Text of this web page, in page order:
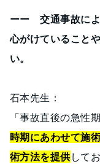
ーー 交通事故によ
心がけていること
い。
石本先生：
「事故直後の急性
時期にあわせて施
術方法を提供して